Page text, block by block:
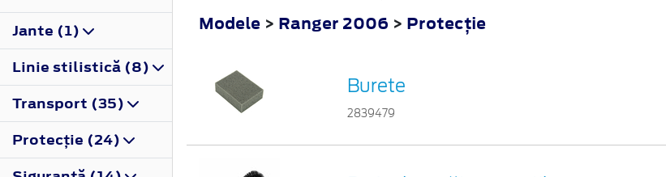
Jante (1)
Linie stilistică (8)
Transport (35)
Protecţie (24)
Modele > Ranger 2006 > Protecţie
Burete
2839479